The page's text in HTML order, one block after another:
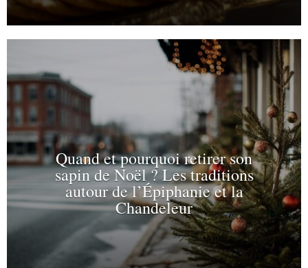
Quand et pourquoi retirer son
sapin de Noël ? Les traditions
autour de l’Épiphanie et la
Chandeleur